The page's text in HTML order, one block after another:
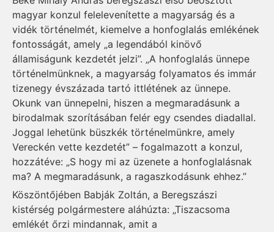
magyar konzul felelevenítette a magyarság és a
vidék történelmét, kiemelve a honfoglalás emlékének
fontosságát, amely „a legendából kinövő
államiságunk kezdetét jelzi”. „A honfoglalás ünnepe
történelmünknek, a magyarság folyamatos és immár
tizenegy évszázada tartó ittlétének az ünnepe.
Okunk van ünnepelni, hiszen a megmaradásunk a
birodalmak szorításában felér egy csendes diadallal.
Joggal lehetünk büszkék történelmünkre, amely
Vereckén vette kezdetét” – fogalmazott a konzul,
hozzátéve: „S hogy mi az üzenete a honfoglalásnak
ma? A megmaradásunk, a ragaszkodásunk ehhez.”
Köszöntőjében Babják Zoltán, a Beregszászi
kistérség polgármestere aláhúzta: „Tiszacsoma
emlékét őrzi mindannak, amit a